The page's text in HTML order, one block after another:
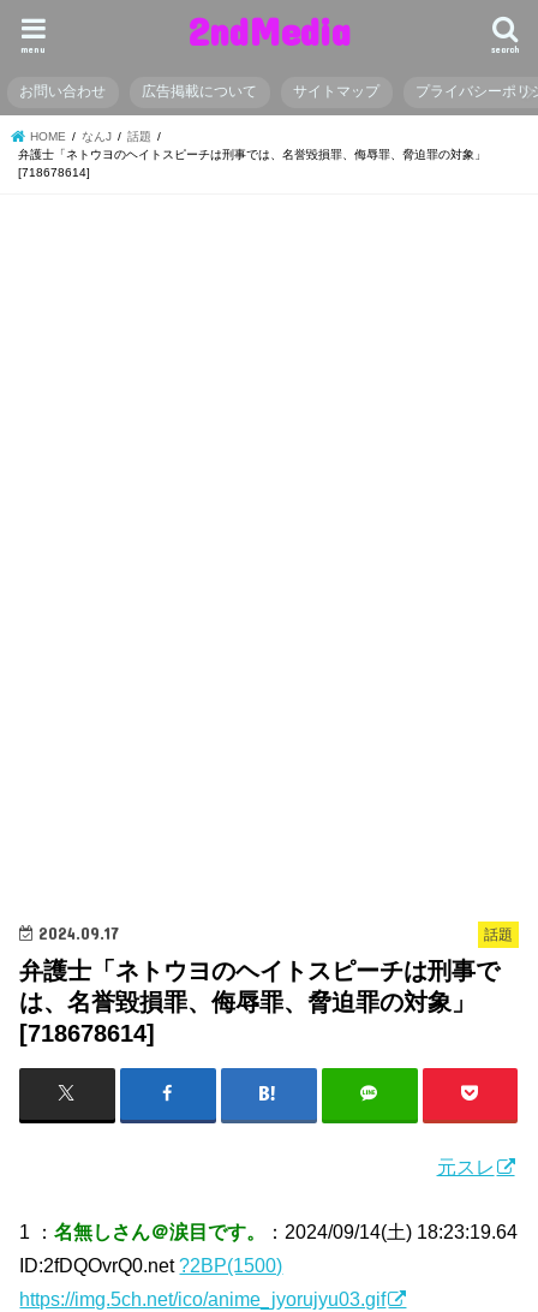
2ndMedia search
menu
お問い合わせ 広告掲載について サイトマップ プライバシーポリ
HOME なんJ
話題
弁護士「ネトウヨのヘイトスピーチは刑事では、名誉毀損罪、侮辱罪、脅迫罪の対象」
[718678614]
話題
2024.09.17
弁護士「ネトウヨのヘイトスピーチは刑事で
は、名誉毀損罪、侮辱罪、脅迫罪の対象」
[718678614]
元スレ
1 ：名無しさん＠涙目です。
：2024/09/14(土) 18:23:19.64
ID:2fDQOvrQ0.net?2BP(1500)
https://img.5ch.net/ico/anime_jyorujyu03.gif